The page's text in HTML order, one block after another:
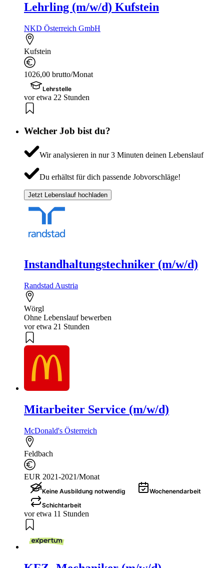
Lehrling (m/w/d) Kufstein
NKD Österreich GmbH
Kufstein
1026,00 brutto/Monat
Lehrstelle
vor etwa 22 Stunden
Welcher Job bist du?
Wir analysieren in nur 3 Minuten deinen Lebenslauf
Du erhältst für dich passende Jobvorschläge!
Jetzt Lebenslauf hochladen
Instandhaltungstechniker (m/w/d)
Randstad Austria
Wörgl
Ohne Lebenslauf bewerben
vor etwa 21 Stunden
Mitarbeiter Service (m/w/d)
McDonald's Österreich
Feldbach
EUR 2021-2021/Monat
Keine Ausbildung notwendig
Wochenendarbeit
Schichtarbeit
vor etwa 11 Stunden